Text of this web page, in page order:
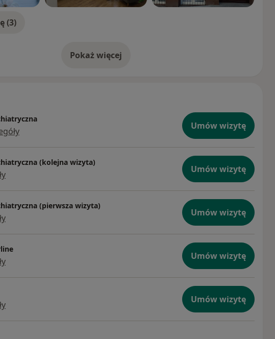
(3)
Pokaż więcejo doświadczeniu
Umów wizytę
(kolejna wizyta)
Umów wizytę
(pierwsza wizyta)
Umów wizytę
Umów wizytę
Umów wizytę